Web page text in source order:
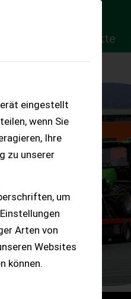
eingestellt
wenn Sie
Ihre
zu unserer
um
Arten von
Websites
können.
Online-Produkte